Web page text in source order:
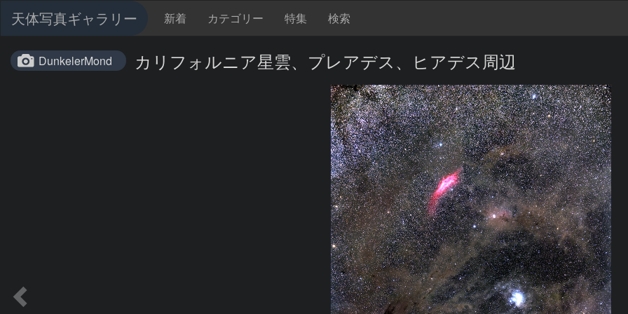
天体写真ギャラリー 新着 カテゴリー 特集 検索
DunkelerMond カリフォルニア星雲、プレアデス、ヒアデス周辺